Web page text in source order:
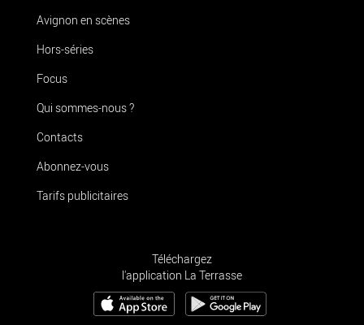
Avignon en scènes
Hors-séries
Focus
Qui sommes-nous ?
Contacts
Abonnez-vous
Tarifs publicitaires
Téléchargez
l'application La Terrasse